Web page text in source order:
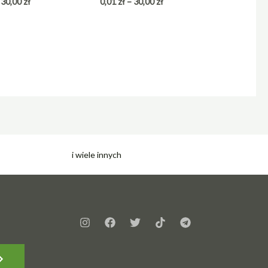
i wiele innych